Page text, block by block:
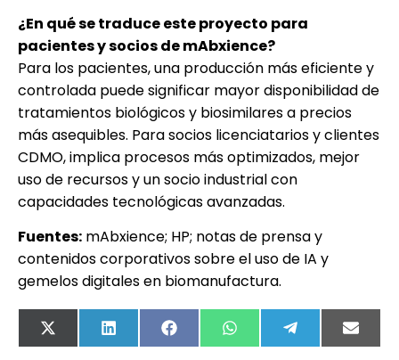
¿En qué se traduce este proyecto para
pacientes y socios de mAbxience?
Para los pacientes, una producción más eficiente y
controlada puede significar mayor disponibilidad de
tratamientos biológicos y biosimilares a precios
más asequibles. Para socios licenciatarios y clientes
CDMO, implica procesos más optimizados, mejor
uso de recursos y un socio industrial con
capacidades tecnológicas avanzadas.
Fuentes: mAbxience; HP; notas de prensa y
contenidos corporativos sobre el uso de IA y
gemelos digitales en biomanufactura.
X
(Twitter)
LinkedIn FacebookWhatsApp TelegramEmail